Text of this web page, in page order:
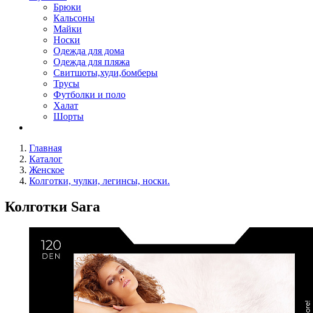
Брюки
Кальсоны
Майки
Носки
Одежда для дома
Одежда для пляжа
Свитшоты,худи,бомберы
Трусы
Футболки и поло
Халат
Шорты
Главная
Каталог
Женское
Колготки, чулки, легинсы, носки.
Колготки Sara